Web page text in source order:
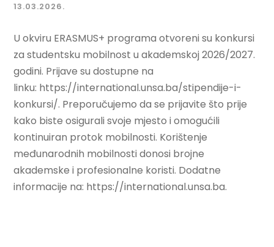
13.03.2026.
U okviru ERASMUS+ programa otvoreni su konkursi
za studentsku mobilnost u akademskoj 2026/2027.
godini. Prijave su dostupne na
linku: https://international.unsa.ba/stipendije-i-
konkursi/. Preporučujemo da se prijavite što prije
kako biste osigurali svoje mjesto i omogućili
kontinuiran protok mobilnosti. Korištenje
međunarodnih mobilnosti donosi brojne
akademske i profesionalne koristi. Dodatne
informacije na: https://international.unsa.ba.